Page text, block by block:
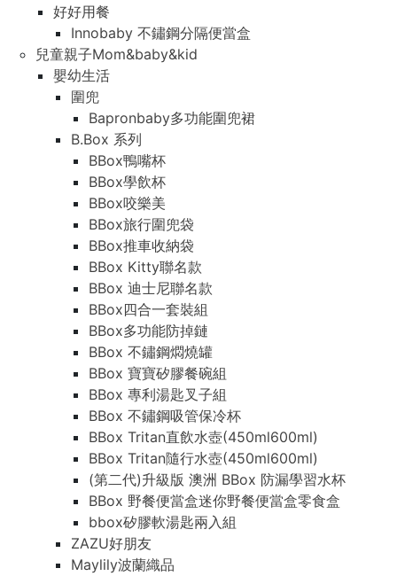
好好用餐
Innobaby 不鏽鋼分隔便當盒
兒童親子Mom&baby&kid
嬰幼生活
圍兜
Bapronbaby多功能圍兜裙
B.Box 系列
BBox鴨嘴杯
BBox學飲杯
BBox咬樂美
BBox旅行圍兜袋
BBox推車收納袋
BBox Kitty聯名款
BBox 迪士尼聯名款
BBox四合一套裝組
BBox多功能防掉鏈
BBox 不鏽鋼燜燒罐
BBox 寶寶矽膠餐碗組
BBox 專利湯匙叉子組
BBox 不鏽鋼吸管保冷杯
BBox Tritan直飲水壺(450ml600ml)
BBox Tritan隨行水壺(450ml600ml)
(第二代)升級版 澳洲 BBox 防漏學習水杯
BBox 野餐便當盒迷你野餐便當盒零食盒
bbox矽膠軟湯匙兩入組
ZAZU好朋友
Maylily波蘭織品